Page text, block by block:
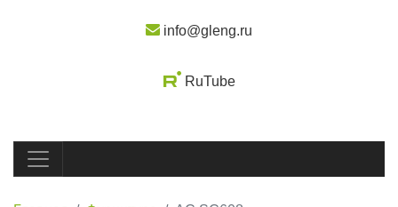
info@gleng.ru
RuTube